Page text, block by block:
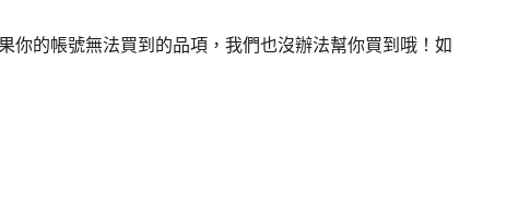
你的帳號無法買到的品項，我們也沒辦法幫你買到哦！如